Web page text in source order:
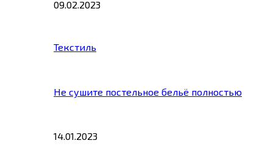
09.02.2023
Текстиль
Не сушите постельное бельё полностью
14.01.2023